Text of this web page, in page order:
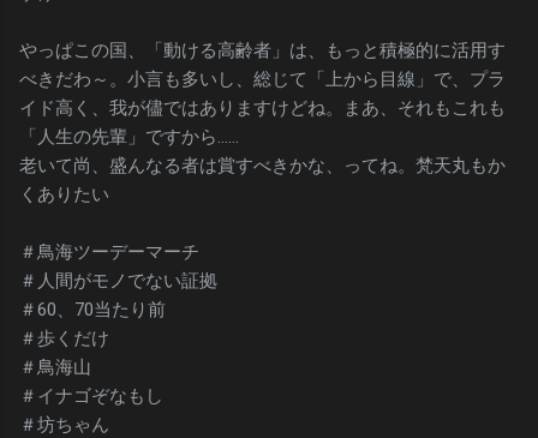
やっぱこの国、「動ける高齢者」は、もっと積極的に活用す
べきだわ～。小言も多いし、総じて「上から目線」で、プラ
イド高く、我が儘ではありますけどね。まあ、それもこれも
「人生の先輩」ですから……
老いて尚、盛んなる者は賞すべきかな、ってね。梵天丸もか
くありたい
＃鳥海ツーデーマーチ
＃人間がモノでない証拠
＃60、70当たり前
＃歩くだけ
＃鳥海山
＃イナゴぞなもし
＃坊ちゃん